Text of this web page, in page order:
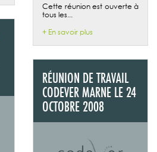
Cette réunion est ouverte à
tous les...
+ En savoir plus
RÉUNION DE TRAVAIL
CODEVER MARNE LE 24
OCTOBRE 2008